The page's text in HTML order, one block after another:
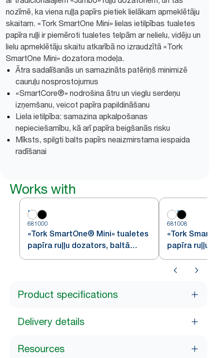
nozīmē, ka viena ruļļa papīrs pietiek lielākam apmeklētāju
skaitam. «Tork SmartOne Mini» lielas ietilpības tualetes
papīra ruļļi ir piemēroti tualetes telpām ar nelielu, vidēju un
lielu apmeklētāju skaitu atkarībā no izraudzītā «Tork
SmartOne Mini» dozatora modeļa.
Ātra sadalīšanās un samazināts patēriņš minimizē
cauruļu nosprostojumus
«SmartCore®» nodrošina ātru un vieglu serdeņu
izņemšanu, veicot papīra papildināšanu
Liela ietilpība: samazina apkalpošanas
nepieciešamību, kā arī papīra beigšanās risku
Mīksts, spilgti balts papīrs neaizmirstama iespaida
radīšanai
Works with
681000
«Tork SmartOne® Mini» tualetes
papīra ruļļu dozators, baltā
krāsā
681008
«Tork
papīra ruļļu
krāsā
Product specifications
Delivery details
Resources